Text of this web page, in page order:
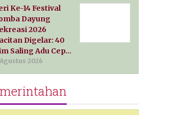
Ke-14 Festival
Dayung
2026
Digelar: 40
Saling Adu Cep…
2026